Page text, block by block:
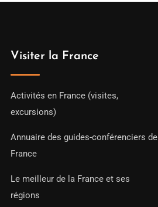
Visiter la France
Activités en France (visites,
excursions)
Annuaire des guides-conférenciers de
France
Le meilleur de la France et ses
régions